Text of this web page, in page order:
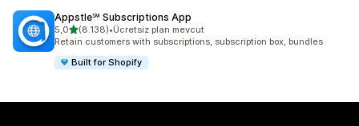
Appstle℠ Subscriptions App
5,05 yıldız üzerinden
(8.138)
toplam 8138 değerlendirme
•Ücretsiz plan mevcut
Retain customers with subscriptions, subscription box, bundles
Built for Shopify